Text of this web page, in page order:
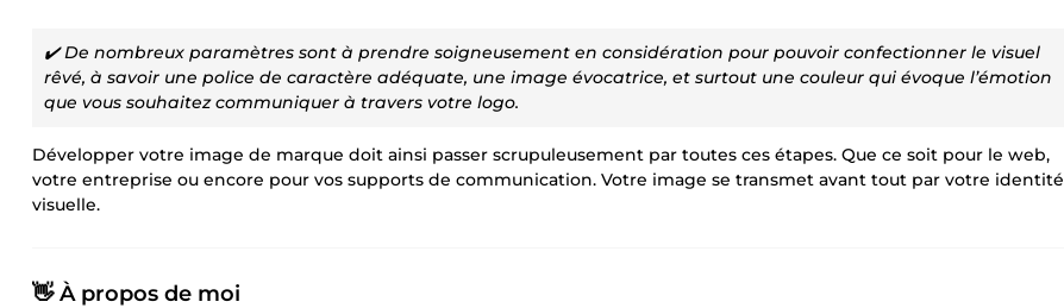
✔️ De nombreux paramètres sont à prendre soigneusement en considération pour pouvoir confectionner le visuel
rêvé, à savoir une police de caractère adéquate, une image évocatrice, et surtout une couleur qui évoque l’émotion
que vous souhaitez communiquer à travers votre logo.
Développer votre image de marque doit ainsi passer scrupuleusement par toutes ces étapes. Que ce soit pour le web,
votre entreprise ou encore pour vos supports de communication. Votre image se transmet avant tout par votre identité
visuelle.
👋À propos de moi